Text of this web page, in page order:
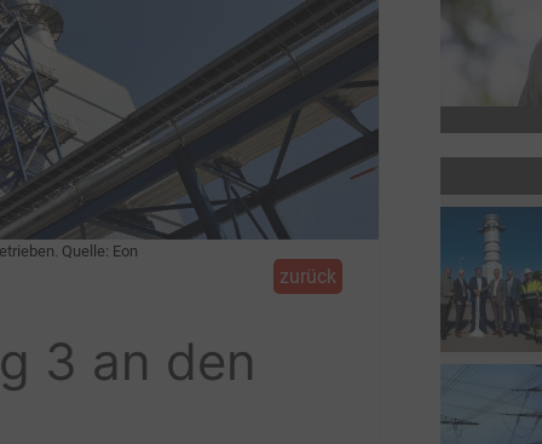
Quelle: Eon
zurück
3 an den